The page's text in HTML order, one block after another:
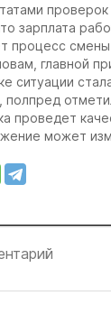
зарплата
процесс
главной
ситуации
проведет
может